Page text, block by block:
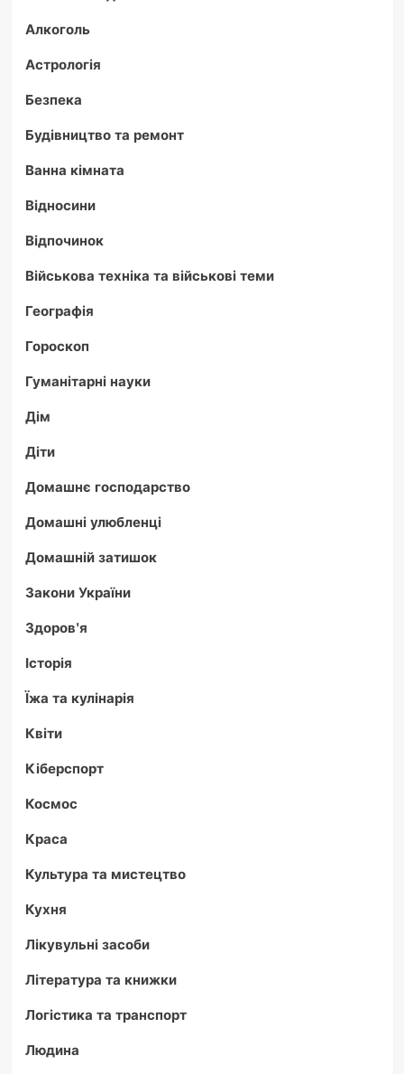
Алкоголь
Астрологія
Безпека
Будівництво та ремонт
Ванна кімната
Відносини
Відпочинок
Військова техніка та військові теми
Географія
Гороскоп
Гуманітарні науки
Дім
Діти
Домашнє господарство
Домашні улюбленці
Домашній затишок
Закони України
Здоров'я
Історія
Їжа та кулінарія
Квіти
Кіберспорт
Космос
Краса
Культура та мистецтво
Кухня
Лікувульні засоби
Література та книжки
Логістика та транспорт
Людина